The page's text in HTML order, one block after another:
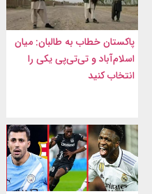
پاکستان خطاب به طالبان: میان
اسلام‌آباد و تی‌تی‌پی یکی را
انتخاب کنید